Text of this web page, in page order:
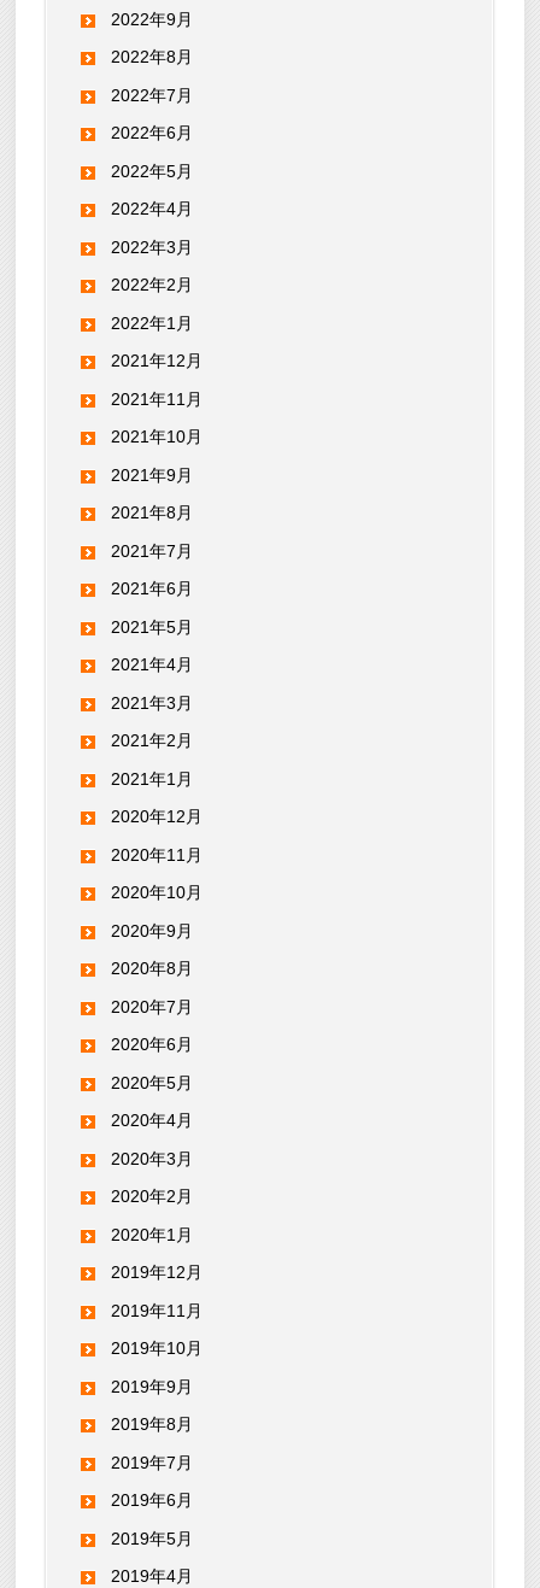
2022年9月
2022年8月
2022年7月
2022年6月
2022年5月
2022年4月
2022年3月
2022年2月
2022年1月
2021年12月
2021年11月
2021年10月
2021年9月
2021年8月
2021年7月
2021年6月
2021年5月
2021年4月
2021年3月
2021年2月
2021年1月
2020年12月
2020年11月
2020年10月
2020年9月
2020年8月
2020年7月
2020年6月
2020年5月
2020年4月
2020年3月
2020年2月
2020年1月
2019年12月
2019年11月
2019年10月
2019年9月
2019年8月
2019年7月
2019年6月
2019年5月
2019年4月